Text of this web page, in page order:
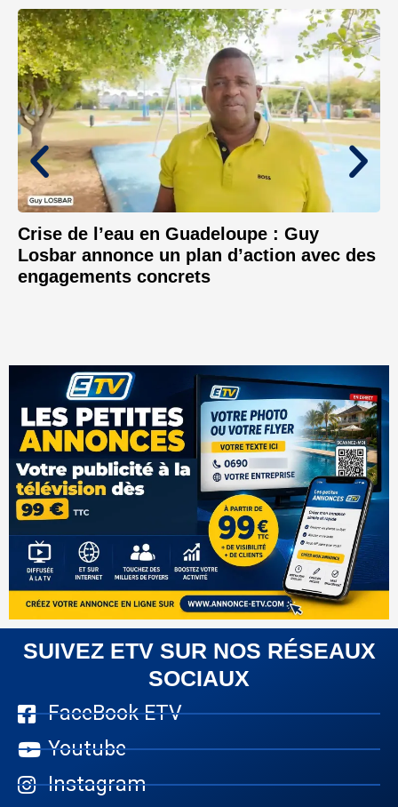
Crise de l’eau en Guadeloupe : Guy
Losbar annonce un plan d’action avec des
engagements concrets
SUIVEZ ETV SUR NOS RÉSEAUX
SOCIAUX
FaceBook ETV
Youtube
Instagram